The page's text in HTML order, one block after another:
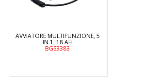
AVVIATORE MULTIFUNZIONE, 5
IN 1, 18 AH
BGS3383